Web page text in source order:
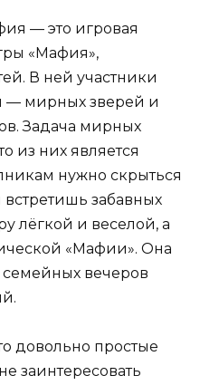
— это игровая
«Мафия»,
В ней участники
— мирных зверей и
Задача мирных
из них является
нужно скрыться
встретишь забавных
лёгкой и веселой, а
«Мафии». Она
вечеров
довольно простые
заинтересовать